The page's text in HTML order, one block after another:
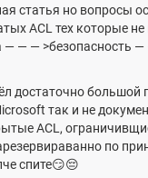
статья но вопросы
ACL тех которые
— — — >безопасность
достаточно большой
так и не
ACL,
по
спите😏😔